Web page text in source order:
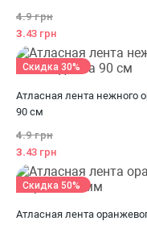
4.9 грн
3.43 грн
Атласная лента нежного
90 см
4.9 грн
3.43 грн
Скидка 30%
Атласная лента
Скидка 50%